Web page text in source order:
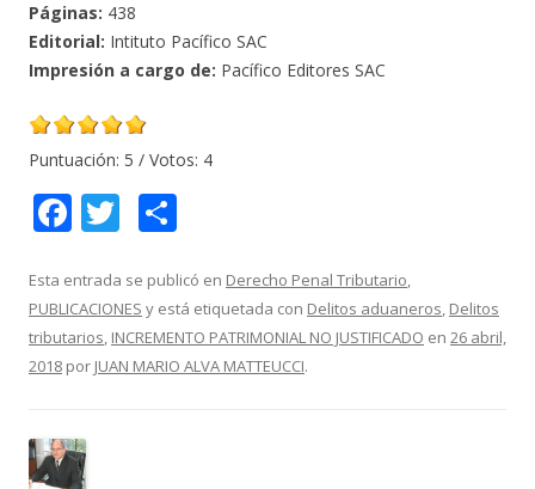
Páginas: 438
Editorial: Intituto Pacífico SAC
Impresión a cargo de: Pacífico Editores SAC
Puntuación: 5 / Votos: 4
F
e
b
o
k
T
itt
er
m
p
ar
Esta entrada se publicó en Derecho Penal Tributario,
PUBLICACIONES y está etiquetada con Delitos aduaneros, Delitos
tributarios, INCREMENTO PATRIMONIAL NO JUSTIFICADO en 26 abril,
2018 por JUAN MARIO ALVA MATTEUCCI.